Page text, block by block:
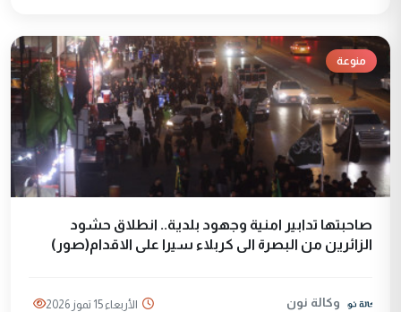
منوعة
صاحبتها تدابير امنية وجهود بلدية.. انطلاق حشود
الزائرين من البصرة الى كربلاء سيرا على الاقدام(صور)
وكالة نون الأربعاء 15 تموز 2026